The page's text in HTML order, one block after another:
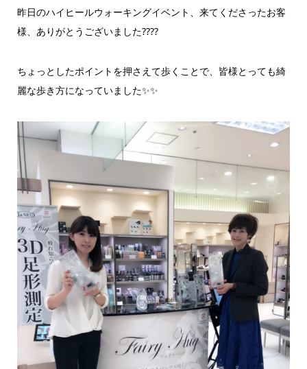
昨日のハイヒールウォーキングイベント、来てくださったお客
様、ありがとうございました????
ちょっとしたポイントを押さえて歩くことで、皆様とっても綺
麗な歩き方になっていました✨✨